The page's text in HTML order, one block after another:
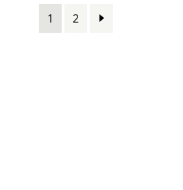
1 2